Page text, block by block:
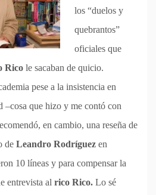
los “duelos y
quebrantos”
oficiales que
Rico le sacaban de quicio.
pese a la insistencia en
–cosa que hizo y me contó con
en cambio, una reseña de
de Leandro Rodríguez en
10 líneas y para compensar la
entrevista al rico Rico. Lo sé